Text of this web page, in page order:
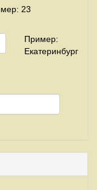
23
Пример:
Екатеринбург